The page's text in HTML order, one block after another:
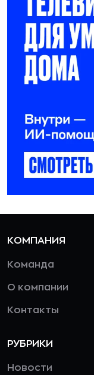
КОМПАНИЯ
Команда
О компании
Контакты
РУБРИКИ
Новости